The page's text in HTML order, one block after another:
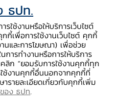
ปัญหาเสถียรภาพระบบ
อนยังไม่ทำให้เกิดวิกฤต แต่
รขึ้นดอกเบี้ยจะทำให้ภาระหนี้
กระทบเพราะสินเชื่อรายย่อย
คงที่ (fixed rate) และยอด
งหนี้ครัวเรือนในภาคใต้เป็น
อส่วนบุคคล บัตรเครดิต สิน
ธปท.
ใช้งานหรือให้บริการเว็บไซต์
กี้เพื่อการใช้งานเว็บไซต์ คุกกี้
านและการโฆษณา) เพื่อช่วย
ารทำงานหรือการให้บริการ
ลิก “ยอมรับการใช้งานคุกกี้ทุก
ช้งานคุกกี้อื่นนอกจากคุกกี้ที่
รายละเอียดเกี่ยวกับคุกกี้เพิ่ม
อง ธปท.